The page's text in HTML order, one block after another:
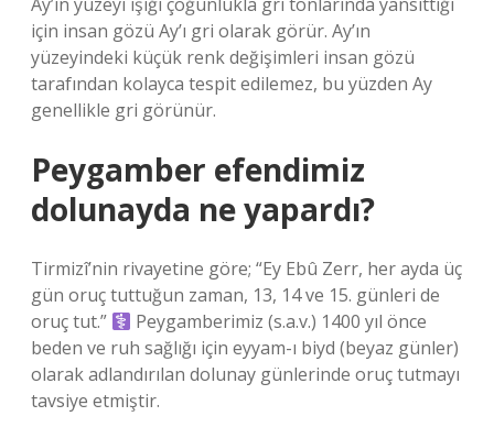
için insan gözü Ay’ı gri olarak görür. Ay’ın
yüzeyindeki küçük renk değişimleri insan gözü
tarafından kolayca tespit edilemez, bu yüzden Ay
genellikle gri görünür.
Peygamber efendimiz
dolunayda ne yapardı?
Tirmizî’nin rivayetine göre; “Ey Ebû Zerr, her ayda üç
gün oruç tuttuğun zaman, 13, 14 ve 15. günleri de
oruç tut.”
Peygamberimiz (s.a.v.) 1400 yıl önce
beden ve ruh sağlığı için eyyam-ı biyd (beyaz günler)
olarak adlandırılan dolunay günlerinde oruç tutmayı
tavsiye etmiştir.